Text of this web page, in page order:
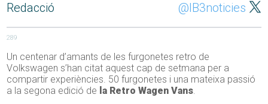
Redacció @IB3noticies
289
Un centenar d’amants de les furgonetes retro de
Volkswagen s’han citat aquest cap de setmana per a
compartir experiències. 50 furgonetes i una mateixa passió
a la segona edició de la Retro Wagen Vans.